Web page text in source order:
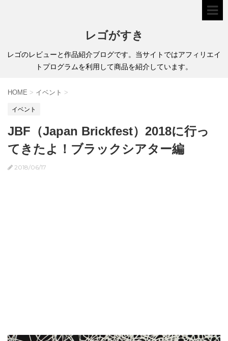
レゴがすき
レゴのレビューと作品紹介ブログです。当サイトではアフィリエイ
トプログラムを利用して商品を紹介しています。
HOME > イベント >
イベント
JBF（Japan Brickfest）2018に行っ
てきたよ！ブラックシアター編
2018/06/17